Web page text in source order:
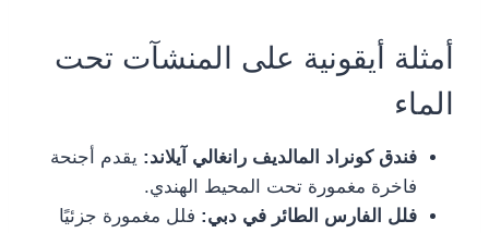
أمثلة أيقونية على المنشآت تحت
الماء
فندق كونراد المالديف رانغالي آيلاند: يقدم أجنحة
فاخرة مغمورة تحت المحيط الهندي.
فلل الفارس الطائر في دبي: فلل مغمورة جزئيًا